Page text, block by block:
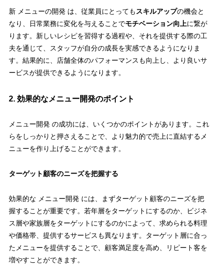
新 メニューの開発 は、従業員にとってもスキルアップの機会と
なり、日常業務に変化を与えることでモチベーション向上に繋が
ります。新しいレシピを習得する過程や、それを提供する際の工
夫を通じて、スタッフが自分の成長を実感できるようになりま
す。結果的に、店舗全体のパフォーマンスも向上し、より良いサ
ービスが提供できるようになります。
2. 効果的なメニュー開発のポイント
メニュー開発 の成功には、いくつかのポイントがあります。これ
らをしっかりと押さえることで、より魅力的で売上に直結するメ
ニューを作り上げることができます。
ターゲット顧客のニーズを把握する
効果的な メニュー開発 には、まずターゲット顧客のニーズを把
握することが重要です。若年層をターゲットにするのか、ビジネ
ス層や家族層をターゲットにするのかによって、求められる料理
や価格帯、提供するサービスも異なります。ターゲット層に合っ
たメニューを提供することで、顧客満足度を高め、リピート客を
増やすことができます。